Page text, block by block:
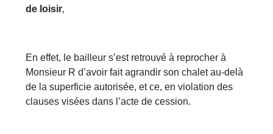
de loisir,
En effet, le bailleur s’est retrouvé à reprocher à
Monsieur R d’avoir fait agrandir son chalet au-delà
de la superficie autorisée, et ce, en violation des
clauses visées dans l’acte de cession.